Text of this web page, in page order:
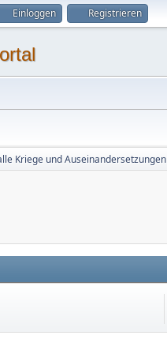
Einloggen Registrieren
Kriege und Auseinandersetzungen